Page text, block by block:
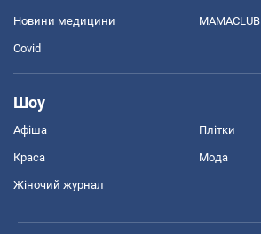
Новини медицини MAMACLUB
Covid
Шоу
Афіша Плітки
Краса Мода
Жіночий журнал